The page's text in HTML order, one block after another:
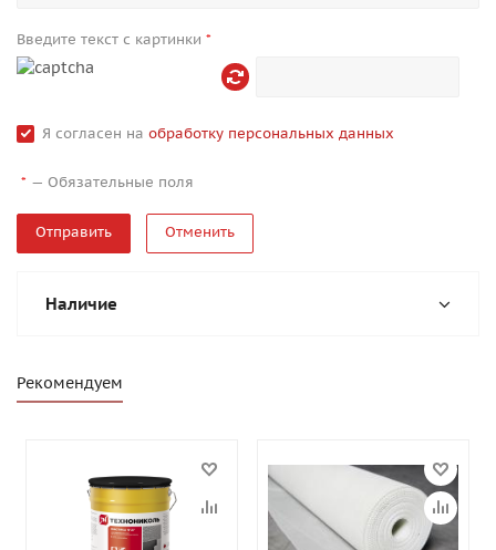
Введите текст с картинки *
Я согласен на обработку персональных данных
* — Обязательные поля
Отменить
Наличие
Рекомендуем